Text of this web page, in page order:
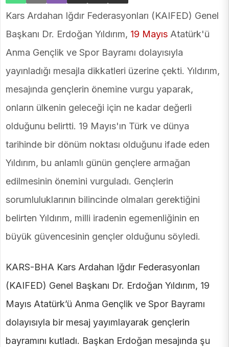
Kars Ardahan Iğdır Federasyonları (KAIFED) Genel
Başkanı Dr. Erdoğan Yıldırım, 19 Mayıs Atatürk'ü
Anma Gençlik ve Spor Bayramı dolayısıyla
yayınladığı mesajla dikkatleri üzerine çekti. Yıldırım,
mesajında gençlerin önemine vurgu yaparak,
onların ülkenin geleceği için ne kadar değerli
olduğunu belirtti. 19 Mayıs'ın Türk ve dünya
tarihinde bir dönüm noktası olduğunu ifade eden
Yıldırım, bu anlamlı günün gençlere armağan
edilmesinin önemini vurguladı. Gençlerin
sorumluluklarının bilincinde olmaları gerektiğini
belirten Yıldırım, milli iradenin egemenliğinin en
büyük güvencesinin gençler olduğunu söyledi.
KARS-BHA Kars Ardahan Iğdır Federasyonları
(KAIFED) Genel Başkanı Dr. Erdoğan Yıldırım, 19
Mayıs Atatürk’ü Anma Gençlik ve Spor Bayramı
dolayısıyla bir mesaj yayımlayarak gençlerin
bayramını kutladı. Başkan Erdoğan mesajında şu